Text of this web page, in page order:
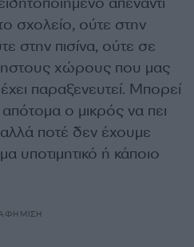
σχολείο, ούτε στην
στην πισίνα, ούτε σε
χώρους που μας
παραξενευτεί. Μπορεί
απότομα ο μικρός να πει
ποτέ δεν έχουμε
υποτιμητικό ή κάποιο